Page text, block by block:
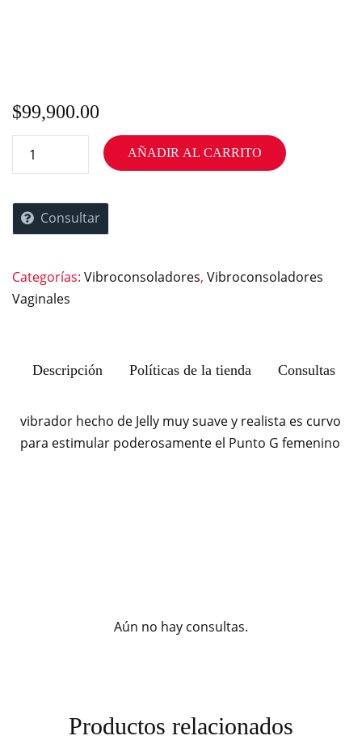
$99,900.00
AÑADIR AL CARRITO
Consultar
Categorías: Vibroconsoladores, Vibroconsoladores
Vaginales
Descripción Políticas de la tienda Consultas
vibrador hecho de Jelly muy suave y realista es curvo
para estimular poderosamente el Punto G femenino
Aún no hay consultas.
Productos relacionados